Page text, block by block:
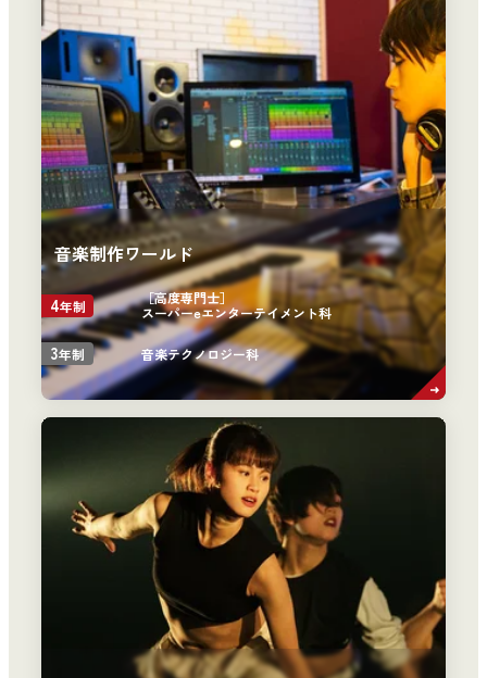
音楽制作ワールド
4年制
［高度専門士］
スーパーeエンターテイメント科
3年制 音楽テクノロジー科